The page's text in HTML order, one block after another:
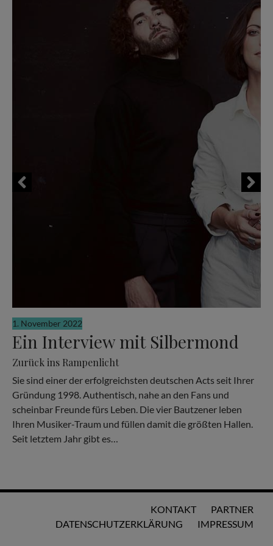
1. November 2022
Ein Interview mit Silbermond
Zurück ins Rampenlicht
Sie sind einer der erfolgreichsten deutschen Acts seit Ihrer
Gründung 1998. Authentisch, nahe an den Fans und
scheinbar Freunde fürs Leben. Die vier Bautzener leben
Ihren Musiker-Traum und füllen damit die größten Hallen.
Seit letztem Jahr gibt es…
KONTAKT
PARTNER
DATENSCHUTZERKLÄRUNG
IMPRESSUM